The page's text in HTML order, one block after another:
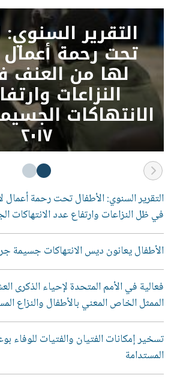
التقرير
تحت رحمة
لها من
النزاعات
الانتهاكات
٢٠١٧
التقرير السنوي: الأطفال تحت رحمة
في ظل النزاعات وارتفاع عدد الانتهاكات
الأطفال يعانون ديس الانتهاكات جسيمة
فعالية في الأمم المتحدة لإحياء الذكرى
الممثل الخاص المعني بالأطفال والنزاع
تسخير إمكانات الفتيان والفتيات للوفاء
المستدامة